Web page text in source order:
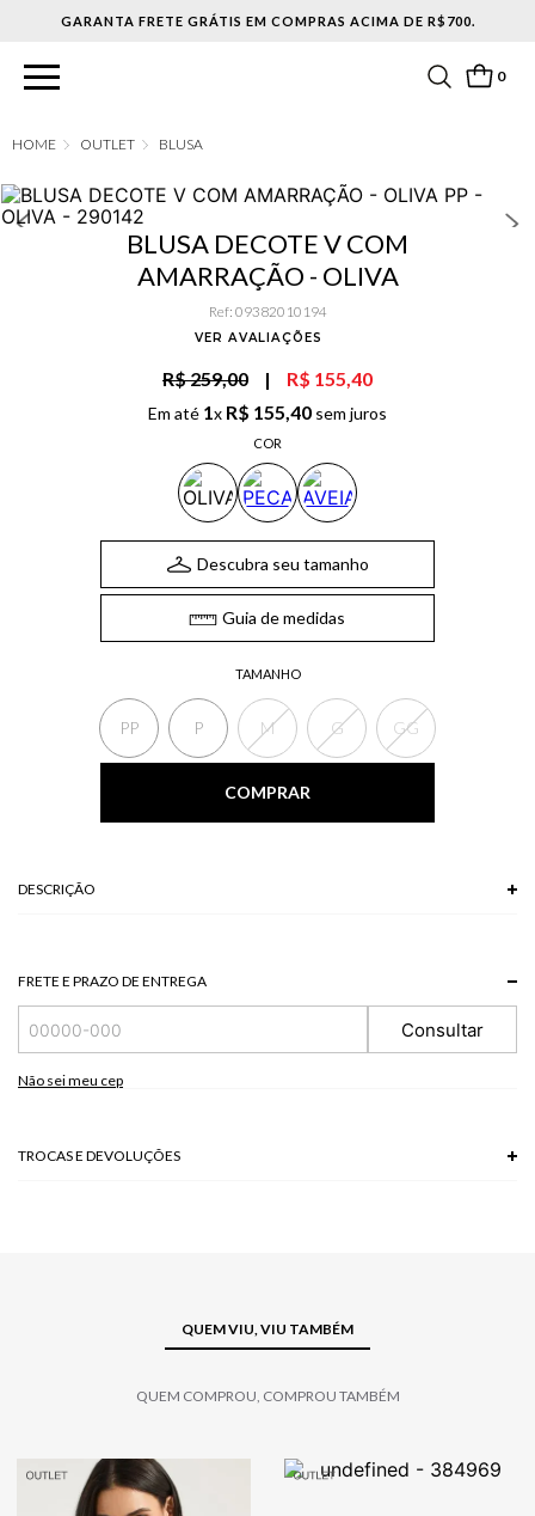
EM COMPRAS ACIMA DE R$700.
0
OUTLET BLUSA
BLUSA DECOTE V COM
AMARRAÇÃO - OLIVA
Ref: 09382010194
VER AVALIAÇÕES
R$ 259,00 | R$ 155,40
Em até 1x R$ 155,40 sem juros
COR
TAMANHO
PP P M G GG
Descubra seu tamanho
Guia de medidas
COMPRAR
DESCRIÇÃO
100% VISCOSE
FRETE E PRAZO DE ENTREGA
Consultar
Não sei meu cep
TROCAS E DEVOLUÇÕES
QUEM VIU, VIU TAMBÉM
QUEM COMPROU, COMPROU TAMBÉM